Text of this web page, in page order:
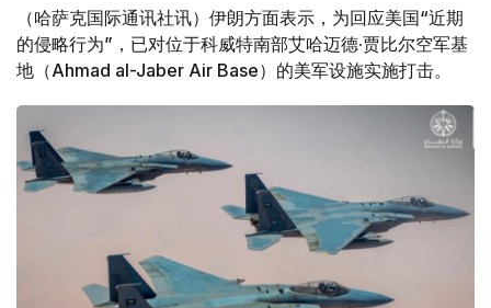
（哈萨克国际通讯社讯）伊朗方面表示，为回应美国“近期
的侵略行为”，已对位于科威特南部艾哈迈德·贾比尔空军基
地（Ahmad al-Jaber Air Base）的美军设施实施打击。